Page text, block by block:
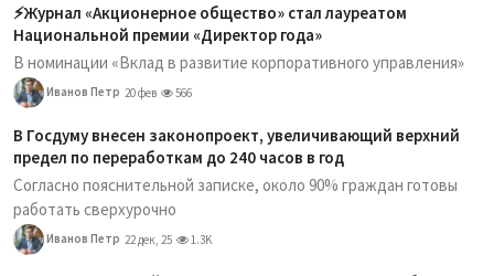
⚡️Журнал «Акционерное общество» стал лауреатом
Национальной премии «Директор года»
В номинации «Вклад в развитие корпоративного управления»
Иванов Петр 20 фев 566
В Госдуму внесен законопроект, увеличивающий верхний
предел по переработкам до 240 часов в год
Согласно пояснительной записке, около 90% граждан готовы
работать сверхурочно
Иванов Петр 22 дек, 25 1.3K